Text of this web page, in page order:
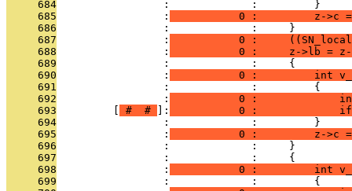
     684
                 :             :         }
     685
                 :
0 :         z->c
     686
                 :             :     }
     687
                 :
0 :
     688
                 :
0 :     z->lb =
     689
                 :             :     {
     690
                 :
0 :         int
     691
                 :             :         {
     692
                 :
0 :
     693
# # ]:
0 :
     694
                 :             :         }
     695
                 :
0 :         z->c
     696
                 :             :     }
     697
                 :             :     {
     698
                 :
0 :         int
     699
                 :             :         {